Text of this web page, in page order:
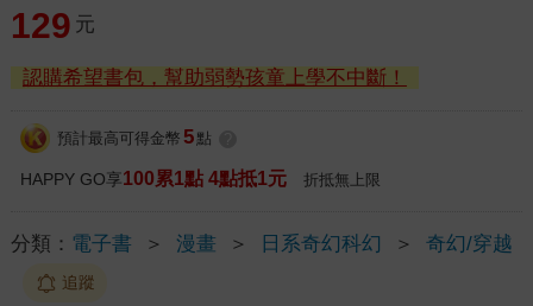
129 元
認購希望書包，幫助弱勢孩童上學不中斷！
預計最高可得金幣 5 點
HAPPY GO享100累1點 4點抵1元 折抵無上限
分類： 電子書 ＞ 漫畫 ＞ 日系奇幻科幻 ＞ 奇幻/穿越
追蹤